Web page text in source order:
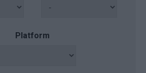
Platform